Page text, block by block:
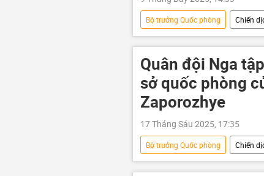
Bộ trưởng Quốc phòng Chiến
Donald Trump
Hoa Kỳ
Sergey Lavrov
mua bán
Điện Kremlin
Quân đội Nga
sở quốc phòng
Zaporozhye
17 Tháng Sáu 2025, 17:35
Bộ trưởng Quốc phòng Chiến
Cuộc khủng hoảng ở Ukraina